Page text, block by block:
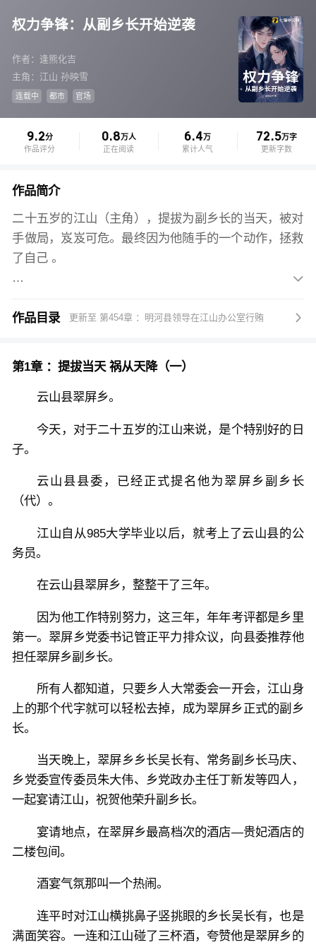
权力争锋：从副乡长开始逆袭
作者：逢熊化吉
主角：江山 孙映雪
连载中 都市 官场
9.2分
作品评分
0.8万人
正在阅读
6.4万
累计人气
72.5万字
更新字数
作品简介
二十五岁的江山（主角），提拔为副乡长的当天，被对
手做局，岌岌可危。最终因为他随手的一个动作，拯救
了自己 。
出击，要么将计就计。不会容忍敌人再次欺骗他、诬陷
江山在逆境中，靠着勇气和智慧，永不言败。一路披荆
斩棘，不断逆袭……

作品目录 更新至 第454章 ：明河县领导在江山办公室行贿 
第1章 ：提拔当天 祸从天降（一）
云山县翠屏乡。
今天，对于二十五岁的江山来说，是个特别好的日
子。
云山县县委，已经正式提名他为翠屏乡副乡长
（代）。
江山自从985大学毕业以后，就考上了云山县的公
务员。
在云山县翠屏乡，整整干了三年。
因为他工作特别努力，这三年，年年考评都是乡里
第一。翠屏乡党委书记管正平力排众议，向县委推荐他
担任翠屏乡副乡长。
所有人都知道，只要乡人大常委会一开会，江山身
上的那个代字就可以轻松去掉，成为翠屏乡正式的副乡
长。
当天晚上，翠屏乡乡长吴长有、常务副乡长马庆、
乡党委宣传委员朱大伟、乡党政办主任丁新发等四人，
一起宴请江山，祝贺他荣升副乡长。
宴请地点，在翠屏乡最高档次的酒店—贵妃酒店的
二楼包间。
酒宴气氛那叫一个热闹。
连平时对江山横挑鼻子竖挑眼的乡长吴长有，也是
满面笑容。一连和江山碰了三杯酒，夸赞他是翠屏乡的